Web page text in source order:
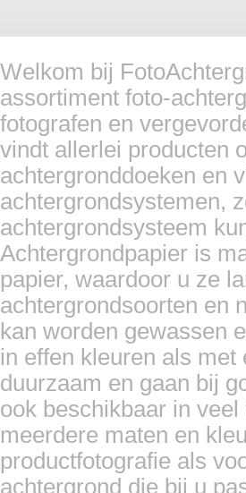
Welkom bij
assortiment foto-
fotografen en
vindt allerlei producten
achtergronddoeken en
achtergrondsystemen,
achtergrondsysteem
Achtergrondpapier is
papier, waardoor u ze
achtergrondsoorten en
kan worden gewassen
in effen kleuren als
duurzaam en gaan bij
ook beschikbaar in
meerdere maten en
productfotografie als
achtergrond die bij u